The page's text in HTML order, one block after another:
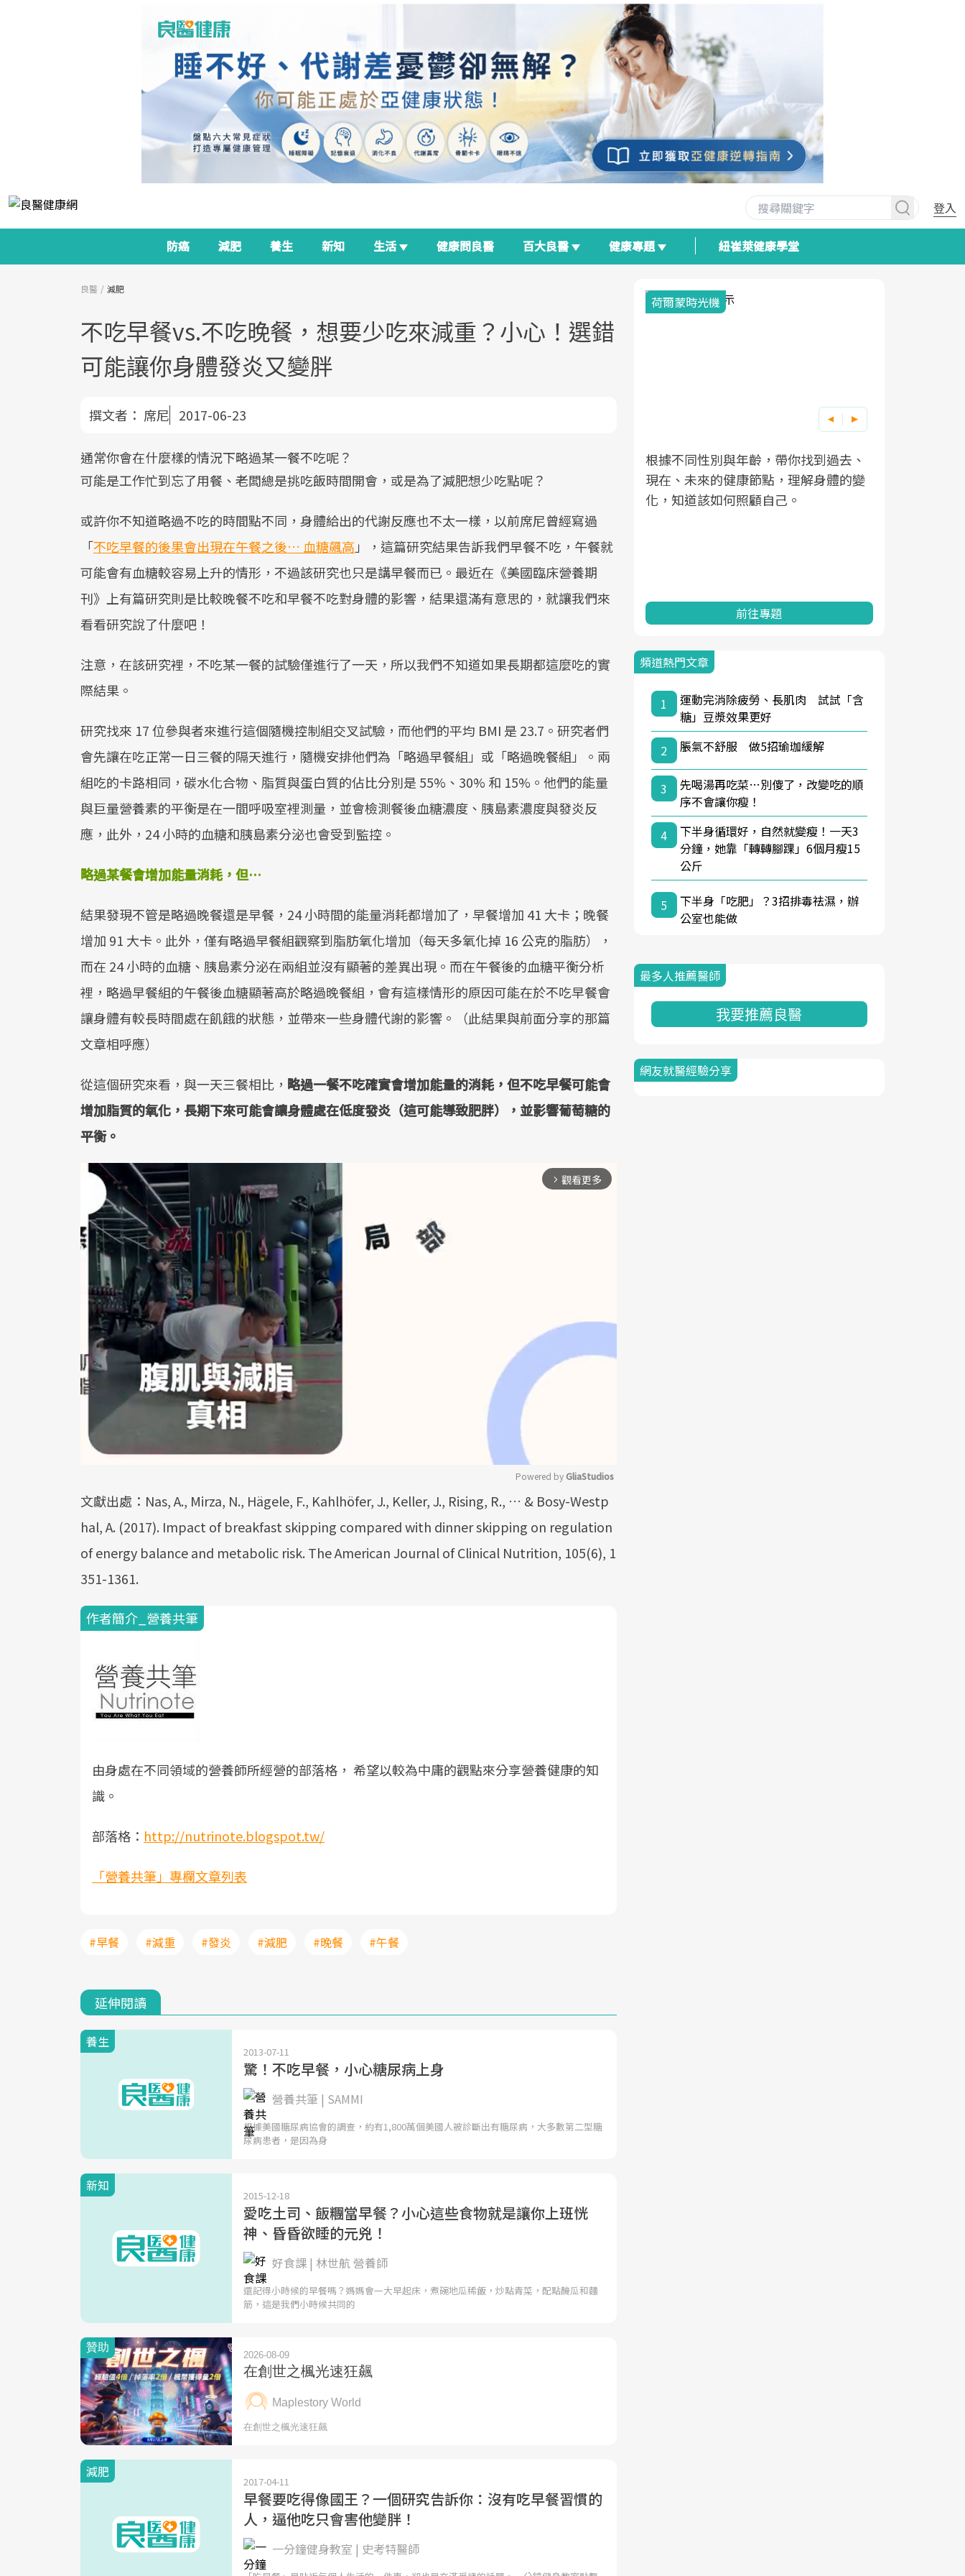
登入
防癌 減肥 養生 新知 生活 健康問良醫 百大良醫 健康專題 紐崔萊健康學堂
良醫 減肥
不吃早餐vs.不吃晚餐，想要少吃來減重？小心！選錯
可能讓你身體發炎又變胖
撰文者： 席尼 2017-06-23
通常你會在什麼樣的情況下略過某一餐不吃呢？
可能是工作忙到忘了用餐、老闆總是挑吃飯時間開會，或是為了減肥想少吃點呢？
或許你不知道略過不吃的時間點不同，身體給出的代謝反應也不太一樣，以前席尼曾經寫過
「不吃早餐的後果會出現在午餐之後… 血糖飆高 」，這篇研究結果告訴我們早餐不吃，午餐就
可能會有血糖較容易上升的情形，不過該研究也只是講早餐而已。最近在《美國臨床營養期
刊》上有篇研究則是比較晚餐不吃和早餐不吃對身體的影響，結果還滿有意思的，就讓我們來
看看研究說了什麼吧！
注意，在該研究裡，不吃某一餐的試驗僅進行了一天，所以我們不知道如果長期都這麼吃的實
際結果。
研究找來 17 位參與者來進行這個隨機控制組交叉試驗，而他們的平均 BMI 是 23.7。研究者們
會先讓在吃正常一日三餐的隔天進行，隨機安排他們為「略過早餐組」或「略過晚餐組」。兩
組吃的卡路相同，碳水化合物、脂質與蛋白質的佔比分別是 55%、30% 和 15%。他們的能量
與巨量營養素的平衡是在一間呼吸室裡測量，並會檢測餐後血糖濃度、胰島素濃度與發炎反
應，此外，24 小時的血糖和胰島素分泌也會受到監控。
略過某餐會增加能量消耗，但…
結果發現不管是略過晚餐還是早餐，24 小時間的能量消耗都增加了，早餐增加 41 大卡；晚餐
增加 91 大卡。此外，僅有略過早餐組觀察到脂肪氧化增加（每天多氧化掉 16 公克的脂肪），
而在 24 小時的血糖、胰島素分泌在兩組並沒有顯著的差異出現。而在午餐後的血糖平衡分析
裡，略過早餐組的午餐後血糖顯著高於略過晚餐組，會有這樣情形的原因可能在於不吃早餐會
讓身體有較長時間處在飢餓的狀態，並帶來一些身體代謝的影響。（此結果與前面分享的那篇
文章相呼應）
從這個研究來看，與一天三餐相比， 略過一餐不吃確實會增加能量的消耗，但不吃早餐可能會
增加脂質的氧化，長期下來可能會讓身體處在低度發炎（這可能導致肥胖），並影響葡萄糖的
平衡。
arrow_forward_ios 觀看更多
Powered by GliaStudios
文獻出處：Nas, A., Mirza, N., Hägele, F., Kahlhöfer, J., Keller, J., Rising, R., … & Bosy-Westp
hal, A. (2017). Impact of breakfast skipping compared with dinner skipping on regulation
of energy balance and metabolic risk. The American Journal of Clinical Nutrition, 105(6), 1
351-1361.
作者簡介_營養共筆
由身處在不同領域的營養師所經營的部落格， 希望以較為中庸的觀點來分享營養健康的知
識。
部落格： http://nutrinote.blogspot.tw/
「營養共筆」專欄文章列表
#早餐 #減重 #發炎 #減肥 #晚餐 #午餐
延伸閱讀
養生
2013-07-11
驚！不吃早餐，小心糖尿病上身
營養共筆 | SAMMI
根據美國糖尿病協會的調查，約有1,800萬個美國人被診斷出有糖尿病，大多數第二型糖
尿病患者，是因為身
新知
2015-12-18
愛吃土司、飯糰當早餐？小心這些食物就是讓你上班恍
神、昏昏欲睡的元兇！
好食課 | 林世航 營養師
還記得小時候的早餐嗎？媽媽會一大早起床，煮碗地瓜稀飯，炒點青菜，配點醃瓜和麵
筋，這是我們小時候共同的
減肥
2017-04-11
早餐要吃得像國王？一個研究告訴你：沒有吃早餐習慣的
人，逼他吃只會害他變胖！
一分鐘健身教室 | 史考特醫師
邁向「健康照護」的新時代。隨著國家
照3.0」的推進，「預防醫學」已成全民
關注的核心議題。然而，健檢不只是醫
療院所的服務，更是民眾了解自身健康
狀況、啟動健康管理的重要起點。
健康新生活」，從講座、體驗到運動，
發，透過醫學觀點與日常感受的對話，
改善行動。
荷爾蒙時光機
根據不同性別與年齡，帶你找到過去、
現在、未來的健康節點，理解身體的變
化，知道該如何照顧自己。
前往專題
頻道熱門文章
1
運動完消除疲勞、長肌肉 試試「含
糖」豆漿效果更好
2
脹氣不舒服 做5招瑜珈緩解
3
先喝湯再吃菜…別傻了，改變吃的順
序不會讓你瘦！
4
下半身循環好，自然就變瘦！一天3
分鐘，她靠「轉轉腳踝」6個月瘦15
公斤
5
下半身「吃肥」？3招排毒祛濕，辦
公室也能做
最多人推薦醫師
我要推薦良醫
網友就醫經驗分享